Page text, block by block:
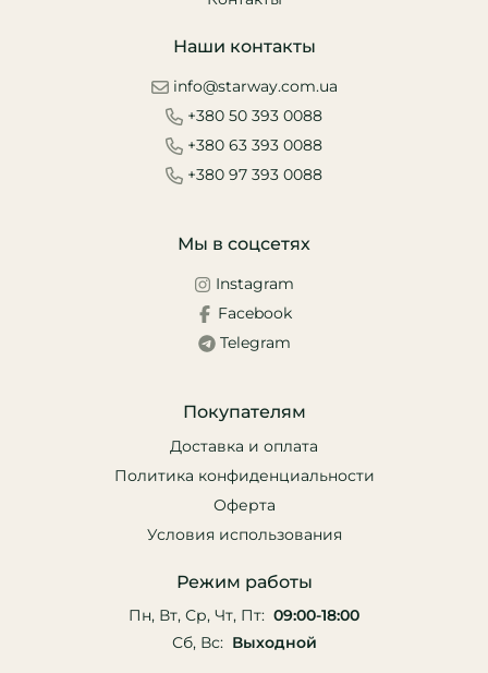
Наши контакты
info@starway.com.ua
+380 50 393 0088
+380 63 393 0088
+380 97 393 0088
Мы в соцсетях
Instagram
Facebook
Telegram
Покупателям
Доставка и оплата
Политика конфиденциальности
Оферта
Условия использования
Режим работы
Пн, Вт, Ср, Чт, Пт: 09:00-18:00
Сб, Вс: Выходной